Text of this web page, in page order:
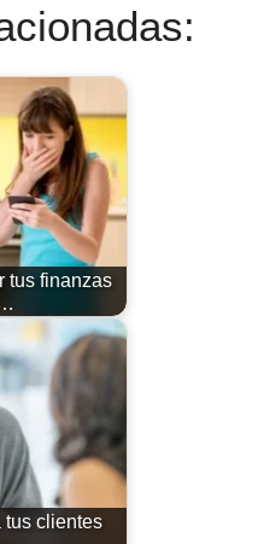
tus finanzas
tus clientes